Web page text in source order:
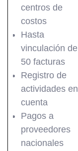
centros de
costos
Hasta
vinculación de
50 facturas
Registro de
actividades en
cuenta
Pagos a
proveedores
nacionales